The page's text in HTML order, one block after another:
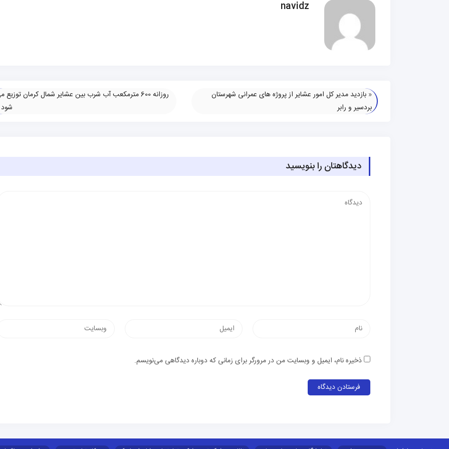
navidz
« بازدید مدیر کل امور عشایر از پروژه های عمرانی شهرستان
بردسیر و رابر
روزانه 600 مترمکعب آب شرب بین عشایر شمال کرمان توزیع
شود
دیدگاهتان را بنویسید
پست
وب‌سایت
ذخیره نام، ایمیل و وبسایت من در مرورگر برای زمانی که دوباره دیدگاهی می‌نویسم.